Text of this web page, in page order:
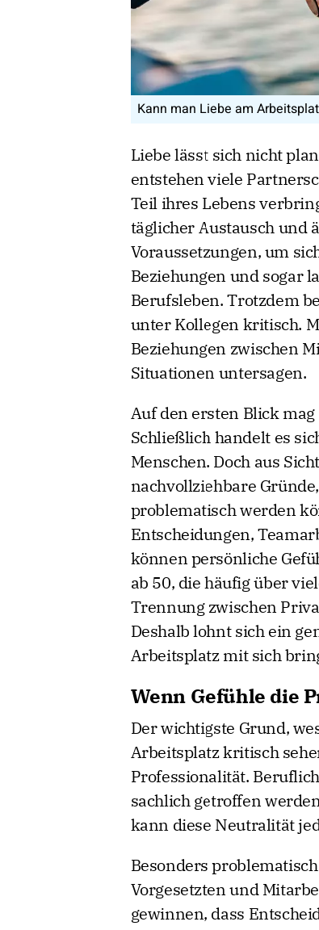
Kann man Liebe am
Liebe lässt sich nicht
entstehen viele
Teil ihres Lebens
täglicher Austausch und
Voraussetzungen, um
Beziehungen und sogar
Berufsleben. Trotzdem
unter Kollegen kritisch.
Beziehungen zwischen
Situationen untersagen.
Auf den ersten Blick
Schließlich handelt es
Menschen. Doch aus
nachvollziehbare
problematisch werden
Entscheidungen,
können persönliche
ab 50, die häufig über
Trennung zwischen
Deshalb lohnt sich ein
Arbeitsplatz mit sich
Wenn Gefühle die
Der wichtigste Grund,
Arbeitsplatz kritisch
Professionalität.
sachlich getroffen
kann diese Neutralität
Besonders
Vorgesetzten und
gewinnen, dass